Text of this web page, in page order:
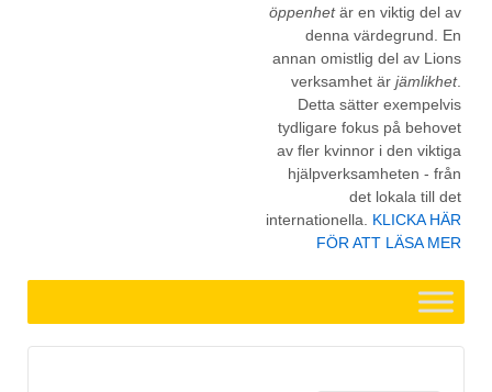
öppenhetär en viktig del av
denna värdegrund. En
annan omistlig del av Lions
verksamhet är jämlikhet.
Detta sätter exempelvis
tydligare fokus på behovet
av fler kvinnor i den viktiga
hjälpverksamheten - från
det lokala till det
internationella. KLICKA HÄR
FÖR ATT LÄSA MER